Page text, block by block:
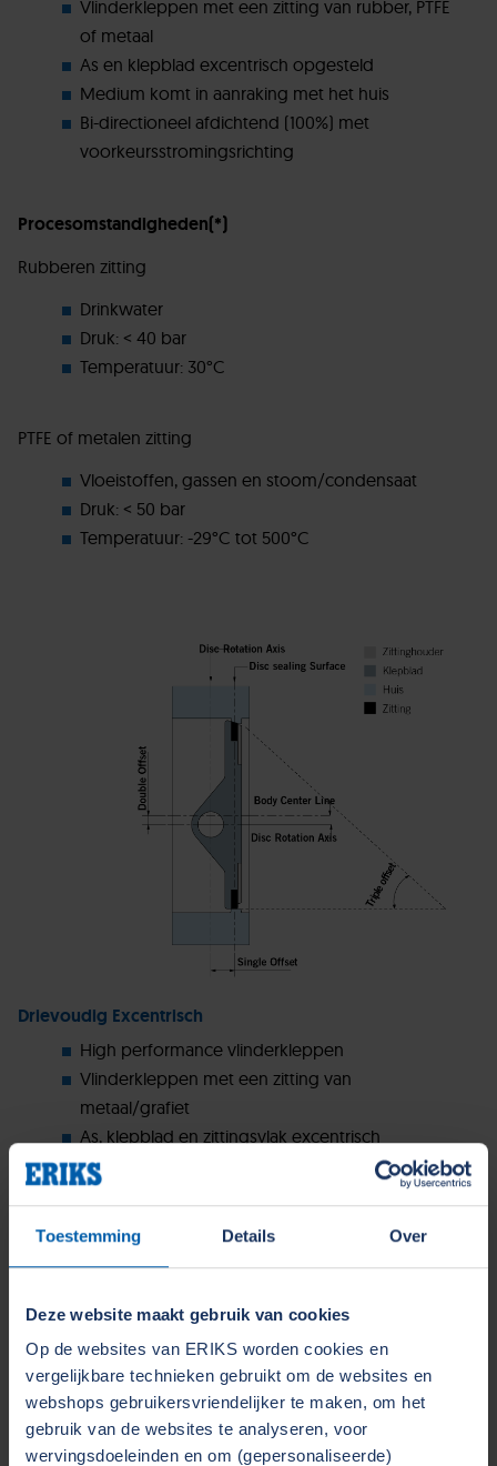
Toestemming Details Over
Deze website maakt gebruik van cookies
Op de websites van ERIKS worden cookies en
vergelijkbare technieken gebruikt om de websites en
webshops gebruikersvriendelijker te maken, om het
gebruik van de websites te analyseren, voor
wervingsdoeleinden en om (gepersonaliseerde)
Vlinderkleppen met een zitting van rubber, PTFE
of metaal
As en klepblad excentrisch opgesteld
Medium komt in aanraking met het huis
Bi-directioneel afdichtend (100%) met
voorkeursstromingsrichting
Procesomstandigheden(*)
Rubberen zitting
Drinkwater
Druk: < 40 bar
Temperatuur: 30°C
PTFE of metalen zitting
Vloeistoffen, gassen en stoom/condensaat
Druk: < 50 bar
Temperatuur: -29°C tot 500°C
Drievoudig Excentrisch
High performance vlinderkleppen
Vlinderkleppen met een zitting van
metaal/grafiet
As, klepblad en zittingsvlak excentrisch
opgesteld
voorkeursstromingsrichting
Procesomstandigheden(*)
Vloeistoffen, gassen en stoom/condensaat
Druk: < 150 bar
Temperatuur: -196°C tot 760°C